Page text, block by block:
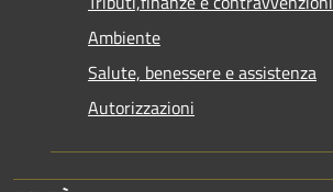
Ambiente
Salute, benessere e assistenza
Autorizzazioni